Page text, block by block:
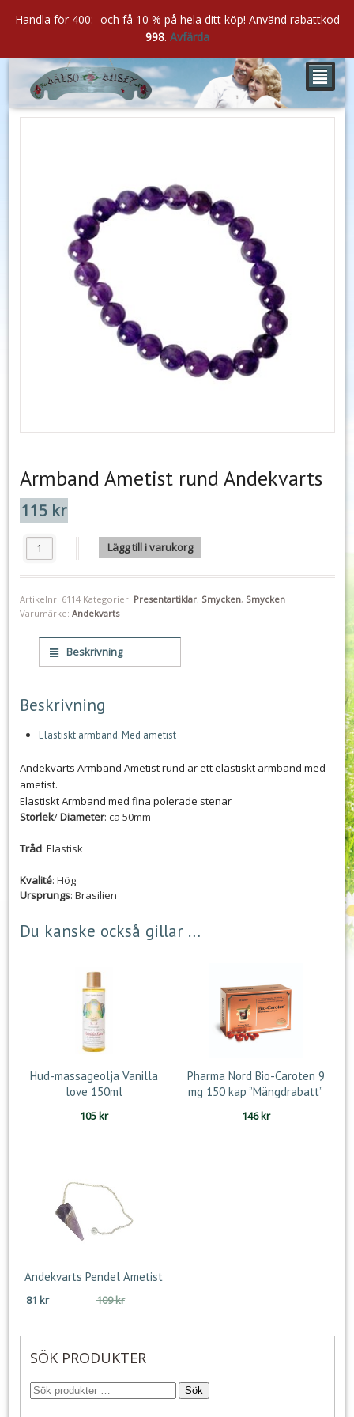
²
Armband Ametist rund Andekvarts
115 kr
Armband Ametist rund Andekvarts mängd
Lägg till i varukorg
Artikelnr: 6114 Kategorier: Presentartiklar, Smycken, Smycken
Varumärke: Andekvarts
Beskrivning
Beskrivning
Elastiskt armband. Med ametist
Andekvarts Armband Ametist rund är ett elastiskt armband med
ametist.
Elastiskt Armband med fina polerade stenar
Storlek/Diameter: ca 50mm
Tråd: Elastisk
Kvalité: Hög
Ursprungs: Brasilien
Du kanske också gillar …
Hud-massageolja Vanilla
love 150ml
105kr
Pharma Nord Bio-Caroten 9
mg 150 kap ”Mängdrabatt”
146kr
Andekvarts Pendel Ametist
109krDet
priset
109 kr.
81 kr
Det
priset
81 kr.
SÖK PRODUKTER
Sök
Handla för 400:- och få 10 % på hela ditt köp! Använd rabattkod
998. Avfärda